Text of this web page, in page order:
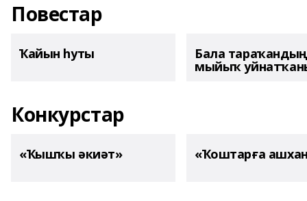
Повестар
Ҡайын һуты Бала тараҡандың
мыйыҡ
Конкурстар
«Ҡышҡы әкиәт» «Ҡоштарға